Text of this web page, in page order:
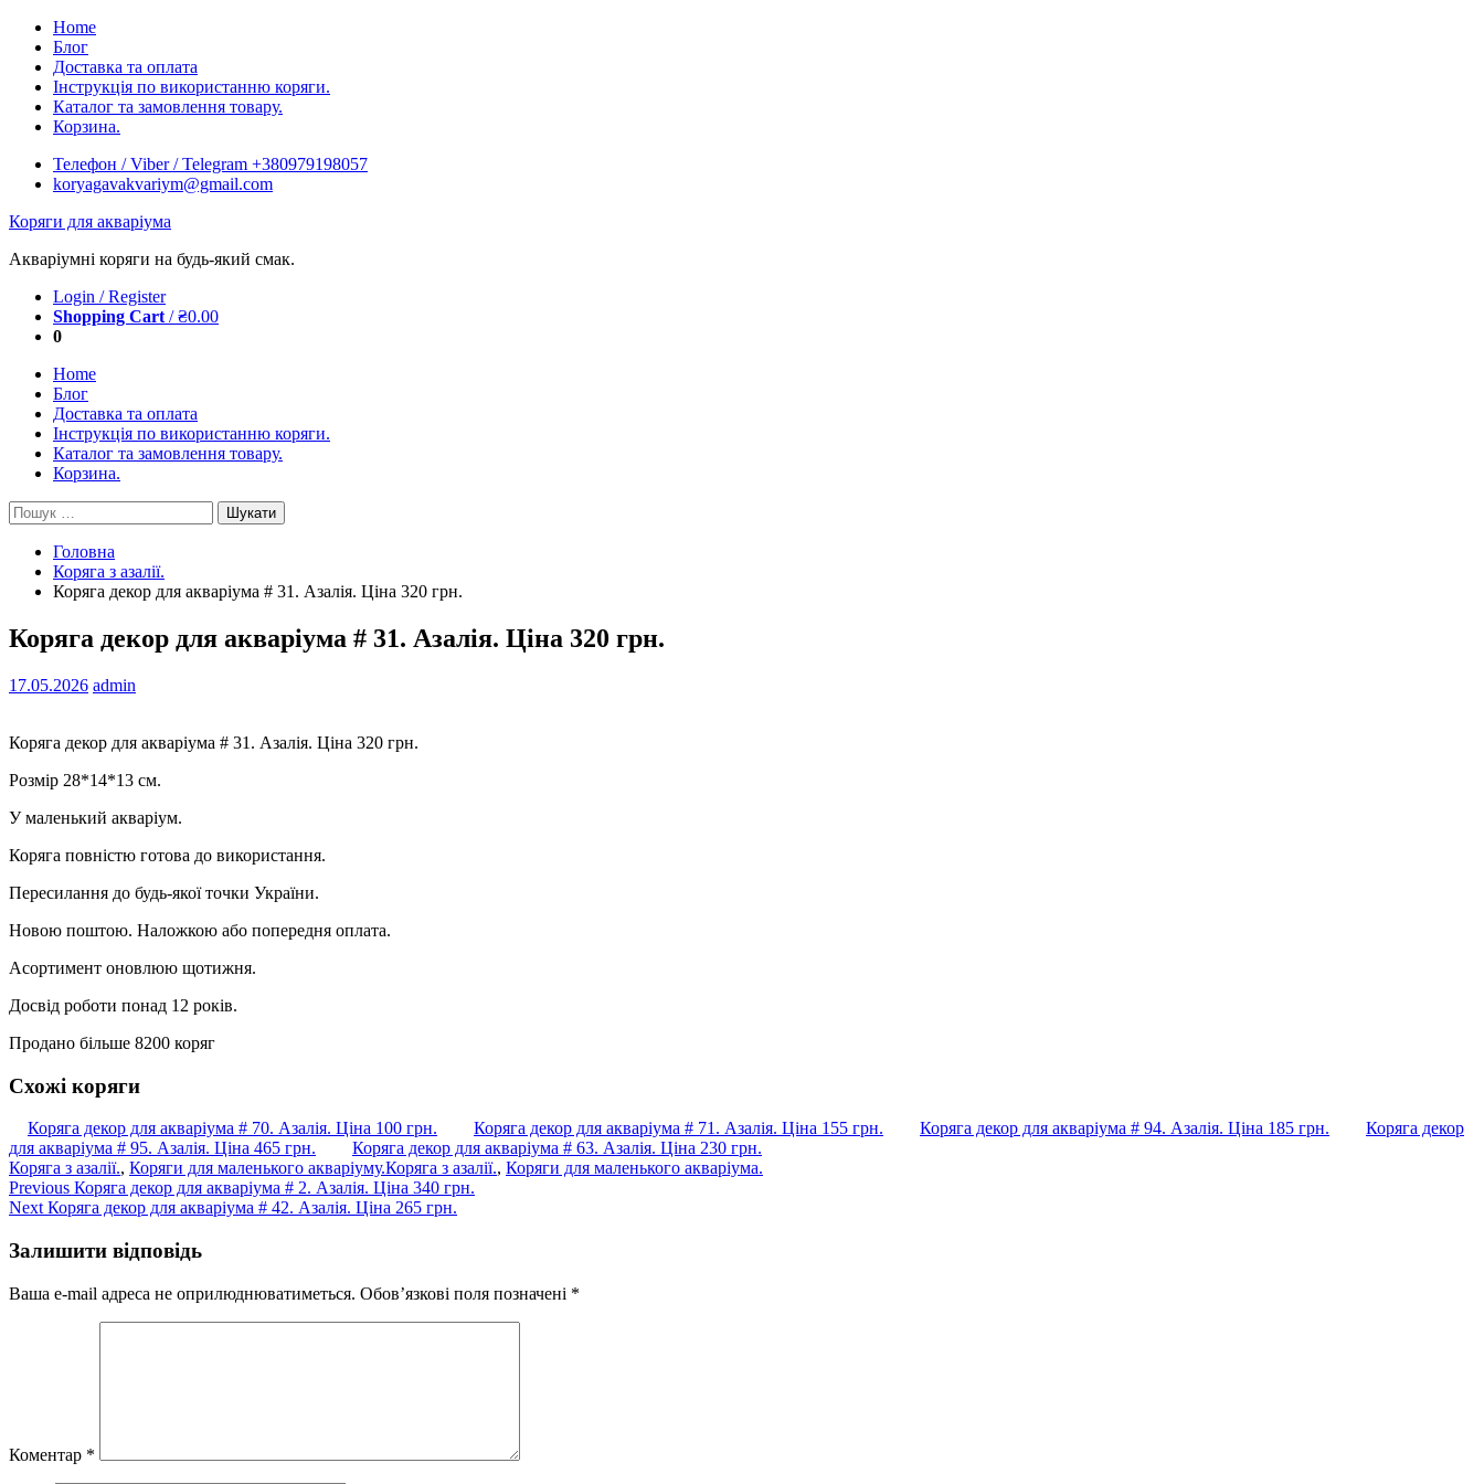
Skip
content
Home
Блог
Доставка та оплата
Інструкція по використанню коряги.
Каталог та замовлення товару.
Корзина.
Телефон / Viber / Telegram +380979198057
koryagavakvariym@gmail.com
Коряги для акваріума
Акваріумні коряги на будь-який смак.
Login / Register
Shopping Cart /₴0.00
0
Home
Блог
Доставка та оплата
Інструкція по використанню коряги.
Каталог та замовлення товару.
Корзина.
Пошук:
Головна
Коряга з азалії.
Коряга декор для акваріума # 31. Азалія. Ціна 320 грн.
Коряга декор для акваріума # 31. Азалія. Ціна 320 грн.
17.05.2026 admin
Коряга декор для акваріума # 31. Азалія. Ціна 320 грн.
Розмір 28*14*13 см.
У маленький акваріум.
Коряга повністю готова до використання.
Пересилання до будь-якої точки України.
Новою поштою. Наложкою або попередня оплата.
Асортимент оновлюю щотижня.
Досвід роботи понад 12 років.
Продано більше 8200 коряг
Схожі коряги
Коряга декор для акваріума # 70. Азалія. Ціна 100 грн. Коряга декор для акваріума # 71. Азалія. Ціна 155 грн. Коряга декор для акваріума # 94. Азалія. Ціна 185 грн.
Коряга декор
для акваріума # 95. Азалія. Ціна 465 грн.
Коряга декор для акваріума # 63. Азалія. Ціна 230 грн.
Коряга з азалії., Коряги для маленького акваріуму.Коряга з азалії., Коряги для маленького акваріума.
Навігація
записів
Previous Previous
post:
Коряга декор для акваріума # 2. Азалія. Ціна 340 грн.
Next Next
Коряга декор для акваріума # 42. Азалія. Ціна 265 грн.
Залишити відповідь
Ваша e-mail адреса не оприлюднюватиметься. Обов’язкові поля позначені *
Коментар *